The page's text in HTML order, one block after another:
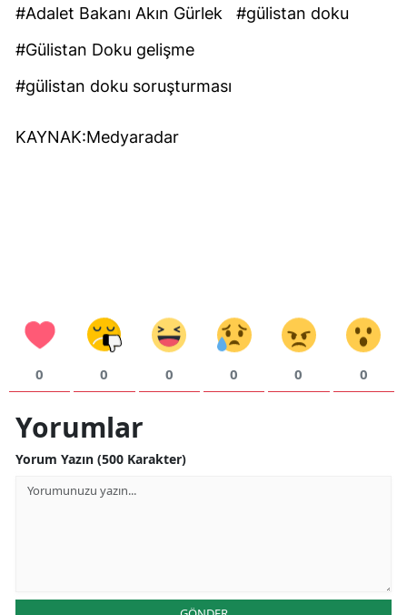
#Adalet Bakanı Akın Gürlek
#gülistan doku
#Gülistan Doku gelişme
#gülistan doku soruşturması
KAYNAK:Medyaradar
0 0 0 0 0 0
Yorumlar
Yorum Yazın (500 Karakter)